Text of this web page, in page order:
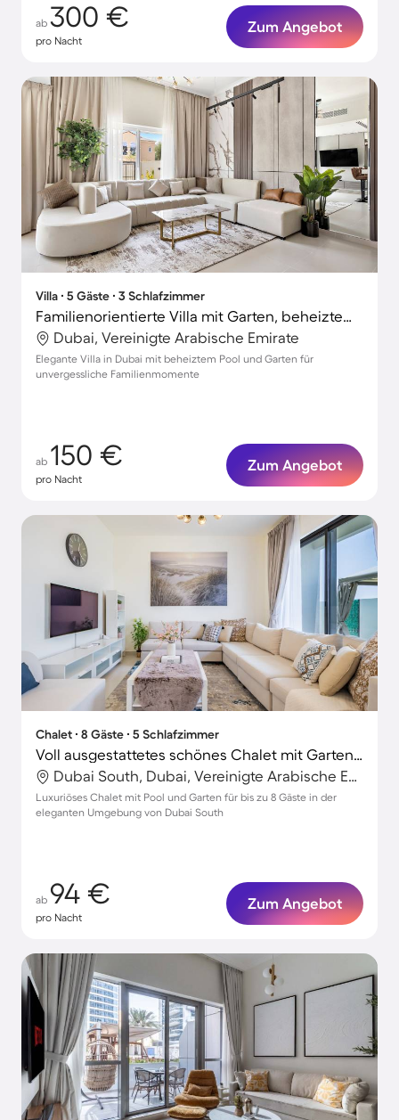
ab 300 €
pro Nacht
Zum Angebot
Villa ∙ 5 Gäste ∙ 3 Schlafzimmer
Familienorientierte Villa mit Garten, beheiztem Pool und Terrasse
Dubai, Vereinigte Arabische Emirate
Elegante Villa in Dubai mit beheiztem Pool und Garten für
unvergessliche Familienmomente
ab 150 €
pro Nacht
Zum Angebot
Chalet ∙ 8 Gäste ∙ 5 Schlafzimmer
Voll ausgestattetes schönes Chalet mit Garten und Pool
Dubai South, Dubai, Vereinigte Arabische Emirate
Luxuriöses Chalet mit Pool und Garten für bis zu 8 Gäste in der
eleganten Umgebung von Dubai South
ab 94 €
pro Nacht
Zum Angebot